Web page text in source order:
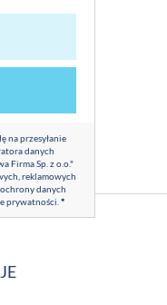
na przesyłanie
danych
Firma Sp. z o.o."
reklamowych
danych
prywatności *